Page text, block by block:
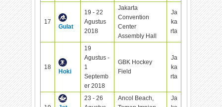
17
Gulat
19 - 22
Agustus
2018
Jakarta
Convention
Center
Assembly Hall
Ja
ka
rta
18
Hoki
19
Agustus -
1
Septemb
er 2018
GBK Hockey
Field
Ja
ka
rta
23 - 26
Ancol Beach,
Ja